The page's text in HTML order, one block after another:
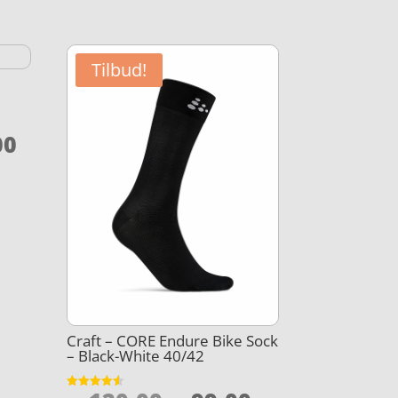
kr. 349,00.
Tilbud!
Craft – CORE Endure Bike Sock
– Black-White 40/42